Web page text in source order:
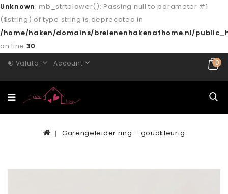
Unknown: mb_strtolower(): Passing null to parameter #1
($string) of type string is deprecated in
/home/haken/domains/breienenhakenathome.nl/
on line 30
€ Valuta Account 0
Garengeleider ring – goudkleurig